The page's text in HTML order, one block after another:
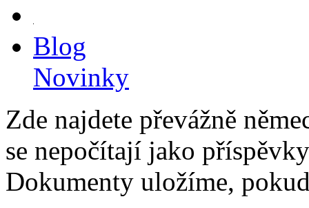
Blog
Novinky
Zde najdete převážně
se nepočítají jako
Dokumenty uložíme,